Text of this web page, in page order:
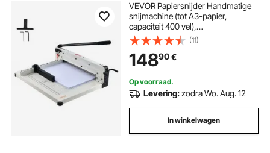
VEVOR Papiersnijder Handmatige
snijmachine (tot A3-papier,
capaciteit 400 vel),
Papiersnijmachine Hefboomsnijder,
Guillotineschaar voor papier
Hoogste precisie Kantoor Thuis
School
(11)
14890€
Op voorraad.
Levering:zodra Wo. Aug. 12
In winkelwagen